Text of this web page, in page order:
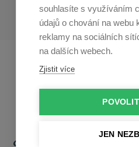
souhlasíte s využíváním
údajů o chování na webu
reklamy na sociálních
na dalších webech.
Zjistit více
JEN
Profikuchar.sk